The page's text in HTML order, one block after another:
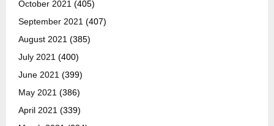
October 2021 (405)
September 2021 (407)
August 2021 (385)
July 2021 (400)
June 2021 (399)
May 2021 (386)
April 2021 (339)